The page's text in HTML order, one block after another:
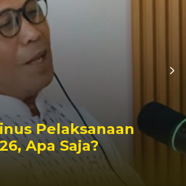
Dapil DPR RI
Terbuka untuk